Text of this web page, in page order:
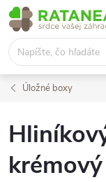
Prejsť
na
obsah
Úložné boxy
krémový